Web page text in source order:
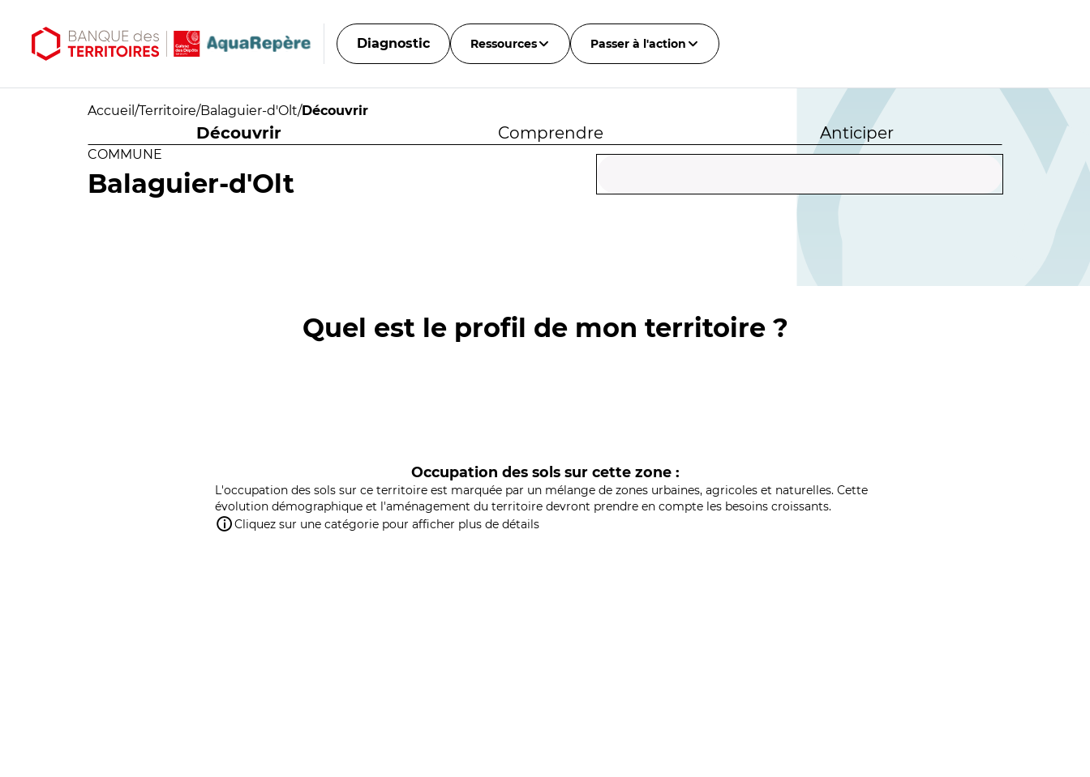
Diagnostic Ressources Passer à l'action
Accueil /Territoire/Balaguier-d'Olt/Découvrir
Découvrir Comprendre Anticiper
COMMUNE
Balaguier-d'Olt
Quel est le profil de mon territoire ?
Occupation des sols sur cette zone :
L'occupation des sols sur ce territoire est marquée par un mélange de zones urbaines, agricoles et naturelles. Cette
évolution démographique et l'aménagement du territoire devront prendre en compte les besoins croissants.
Cliquez sur une catégorie pour afficher plus de détails